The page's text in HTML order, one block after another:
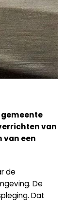
gemeente
van
van een
de
De
Dat